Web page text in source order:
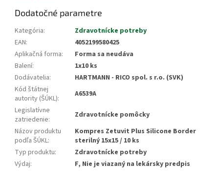
Dodatočné parametre
Kategória:
Zdravotnícke potreby
EAN:
4052199580425
Aplikačná forma:
Forma sa neudáva
Balení:
1x10 ks
Dodávatelia:
HARTMANN - RICO spol. s r.o. (SVK)
Kód štátnej
autority (ŠÚKL):
A6539A
Legislatívne
zatriedenie:
Zdravotnícke pomôcky
Názov produktu
podľa ŠÚKL:
Kompres Zetuvit Plus Silicone Border
sterilný 15x15 / 10 ks
Typ produktu:
Zdravotnícke potreby
Výdaj: F, Nie je viazaný na lekársky predpis